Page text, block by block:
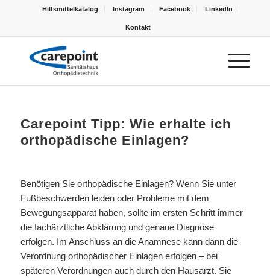
Hilfsmittelkatalog Instagram Facebook LinkedIn
Kontakt
Carepoint Tipp: Wie erhalte ich
orthopädische Einlagen?
Benötigen Sie orthopädische Einlagen? Wenn Sie unter
Fußbeschwerden leiden oder Probleme mit dem
Bewegungsapparat haben, sollte im ersten Schritt immer
die fachärztliche Abklärung und genaue Diagnose
erfolgen. Im Anschluss an die Anamnese kann dann die
Verordnung orthopädischer Einlagen erfolgen – bei
späteren Verordnungen auch durch den Hausarzt. Sie